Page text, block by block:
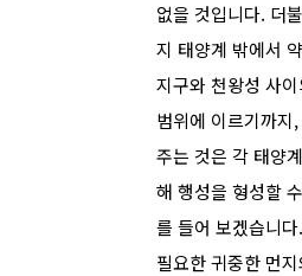
없을 것입니다. 더
지 태양계 밖에서
지구와 천왕성 사
범위에 이르기까지
주는 것은 각 태양
해 행성을 형성할
를 들어 보겠습니
필요한 귀중한 먼